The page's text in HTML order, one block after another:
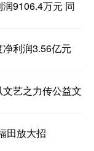
9106.4万元 同
利润3.56亿元
艺之力传公益文
田放大招